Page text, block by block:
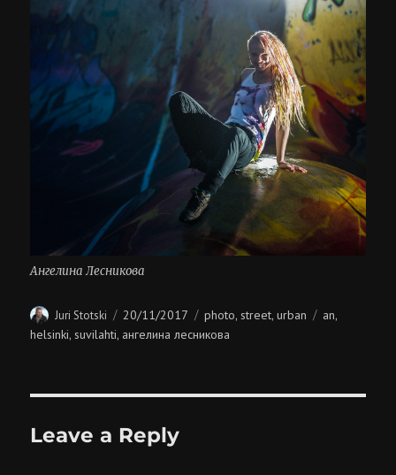
Ангелина Лесникова
Author
Juri Stotski
Posted
on
20/11/2017 Categories
photo, street,urban Tags
an,
helsinki,suvilahti, ангелина лесникова
Leave a Reply